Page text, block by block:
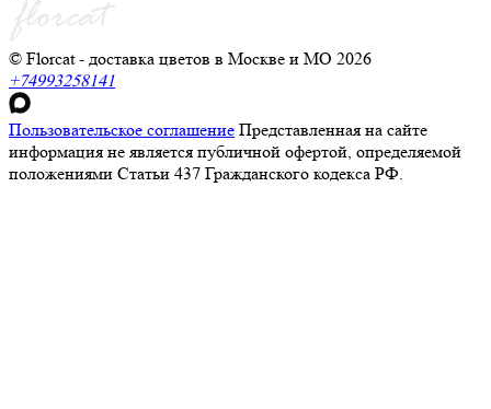
© Florcat - доставка цветов в Москве и МО 2026
+74993258141
Пользовательское соглашение Представленная на сайте
информация не является публичной офертой, определяемой
положениями Статьи 437 Гражданского кодекса РФ.